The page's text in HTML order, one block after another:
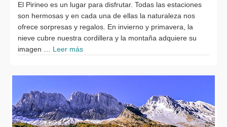
El Pirineo es un lugar para disfrutar. Todas las estaciones
son hermosas y en cada una de ellas la naturaleza nos
ofrece sorpresas y regalos. En invierno y primavera, la
nieve cubre nuestra cordillera y la montaña adquiere su
imagen … Leer más